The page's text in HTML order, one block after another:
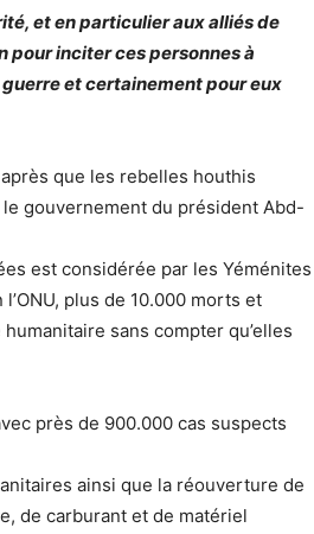
et en particulier aux alliés de
pour inciter ces personnes à
et certainement pour eux
que les rebelles houthis
gouvernement du président Abd-
est considérée par les Yéménites
plus de 10.000 morts et
sans compter qu’elles
près de 900.000 cas suspects
ainsi que la réouverture de
de carburant et de matériel